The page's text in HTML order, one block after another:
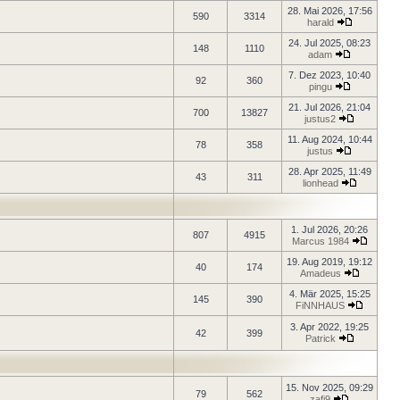
590 3314
28. Mai 2026, 17:56
harald
148 1110
24. Jul 2025, 08:23
adam
92 360
7. Dez 2023, 10:40
pingu
700 13827
21. Jul 2026, 21:04
justus2
78 358
11. Aug 2024, 10:44
justus
43 311
28. Apr 2025, 11:49
lionhead
807 4915
1. Jul 2026, 20:26
Marcus 1984
40 174
19. Aug 2019, 19:12
Amadeus
145 390
4. Mär 2025, 15:25
FiNNHAUS
42 399
3. Apr 2022, 19:25
Patrick
79 562
15. Nov 2025, 09:29